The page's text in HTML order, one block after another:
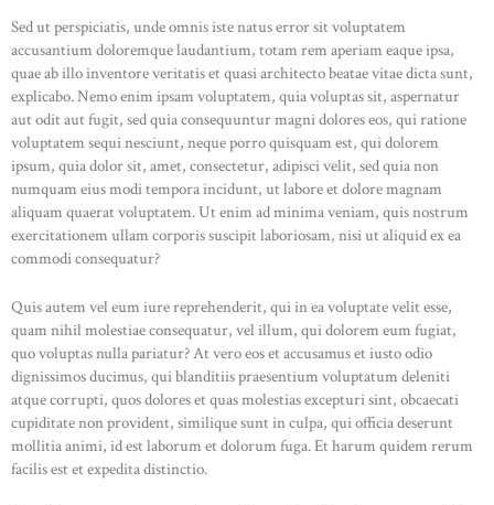
HOME
Sed ut perspiciatis, unde omnis iste natus error sit voluptatem
accusantium doloremque laudantium, totam rem aperiam eaque ipsa,
quae ab illo inventore veritatis et quasi architecto beatae vitae dicta sunt,
explicabo. Nemo enim ipsam voluptatem, quia voluptas sit, aspernatur
aut odit aut fugit, sed quia consequuntur magni dolores eos, qui ratione
voluptatem sequi nesciunt, neque porro quisquam est, qui dolorem
ipsum, quia dolor sit, amet, consectetur, adipisci velit, sed quia non
numquam eius modi tempora incidunt, ut labore et dolore magnam
aliquam quaerat voluptatem. Ut enim ad minima veniam, quis nostrum
exercitationem ullam corporis suscipit laboriosam, nisi ut aliquid ex ea
commodi consequatur?
Quis autem vel eum iure reprehenderit, qui in ea voluptate velit esse,
quam nihil molestiae consequatur, vel illum, qui dolorem eum fugiat,
quo voluptas nulla pariatur? At vero eos et accusamus et iusto odio
dignissimos ducimus, qui blanditiis praesentium voluptatum deleniti
atque corrupti, quos dolores et quas molestias excepturi sint, obcaecati
cupiditate non provident, similique sunt in culpa, qui officia deserunt
mollitia animi, id est laborum et dolorum fuga. Et harum quidem rerum
facilis est et expedita distinctio.